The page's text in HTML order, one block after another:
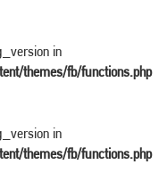
in
themes/fb/functions.php
in
themes/fb/functions.php